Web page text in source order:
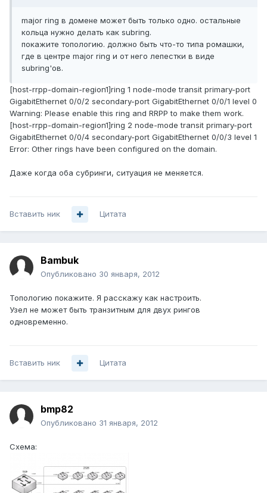
major ring в домене может быть только одно. остальные
кольца нужно делать как subring.
покажите топологию. должно быть что-то типа ромашки,
где в центре major ring и от него лепестки в виде
subring'ов.
[host-rrpp-domain-region1]ring 1 node-mode transit primary-port
GigabitEthernet 0/0/2 secondary-port GigabitEthernet 0/0/1 level 0
Warning: Please enable this ring and RRPP to make them work.
[host-rrpp-domain-region1]ring 2 node-mode transit primary-port
GigabitEthernet 0/0/4 secondary-port GigabitEthernet 0/0/3 level 1
Error: Other rings have been configured on the domain.
Даже когда оба субринги, ситуация не меняется.
Вставить ник Цитата
Bambuk
Опубликовано 30 января, 2012
Топологию покажите. Я расскажу как настроить.
Узел не может быть транзитным для двух рингов
одновременно.
Вставить ник Цитата
bmp82
Опубликовано 31 января, 2012
Схема: